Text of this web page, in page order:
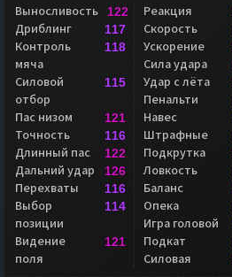
Выносливость 122
Дриблинг 117
Контроль
мяча
118
Силовой
отбор
115
Пас низом 121
Точность 116
Длинный пас 122
Дальний удар 126
Перехваты 116
Выбор
позиции
114
Видение
поля
121
Реакция
Скорость
Ускорение
Сила удара
Удар с лёта
Пенальти
Навес
Штрафные
Подкрутка
Ловкость
Баланс
Опека
Игра головой
Подкат
Силовая